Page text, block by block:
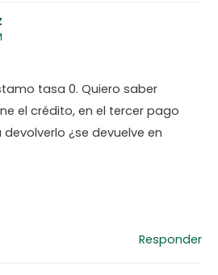
tasa 0. Quiero saber
el crédito, en el tercer pago
¿se devuelve en
Responder